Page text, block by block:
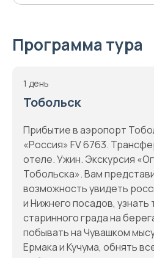
Программа тура
1 день
Тобольск
Прибытие в аэропорт
«Россия» FV 6763.
отеле. Ужин. Экскурсия
Тобольска». Вам
возможность увидеть
и Нижнего посадов, узнать
старинного града на
побывать на Чувашком
Ермака и Кучума, обнять